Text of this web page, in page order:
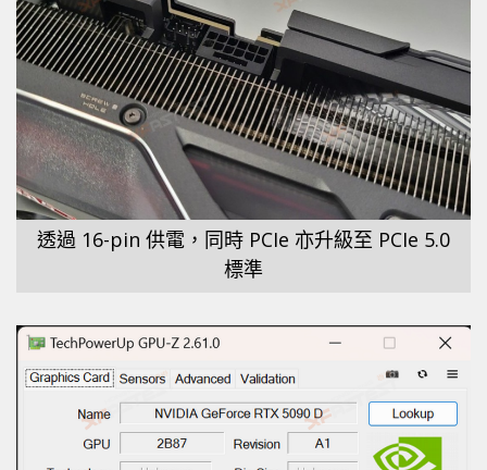
透過 16-pin 供電，同時 PCIe 亦升級至 PCIe 5.0
標準